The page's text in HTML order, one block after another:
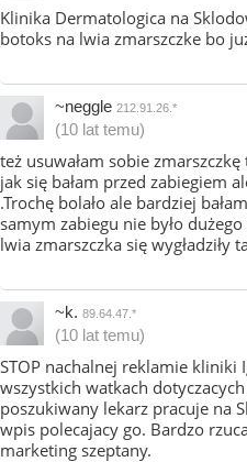
Klinika Dermatologica na
botoks na lwia zmarszczke bo
~neggle 212.91.26.*
(10 lat temu)
też usuwałam sobie
jak się bałam przed zabiegiem
.Trochę bolało ale bardziej
samym zabiegu nie było
lwia zmarszczka się wygładziły
~k. 89.64.47.*
(10 lat temu)
STOP nachalnej reklamie kliniki
wszystkich watkach
poszukiwany lekarz pracuje na
wpis polecajacy go. Bardzo
marketing szeptany.